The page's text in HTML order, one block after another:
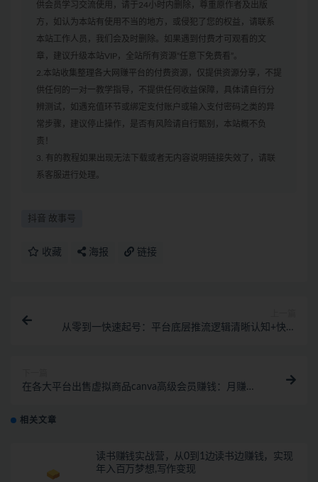
供会员学习交流使用，请于24小时内删除，尊重原作者及出版
方，如认为本站有使用不当的地方，或侵犯了您的权益，请联系
本站工作人员，我们会及时删除。如果遇到付费才可观看的文
章，建议升级本站VIP，全站所有资源“任意下免费看”。
2.本站收集整理各大网赚平台的付费资源，仅提供资源分享，不提
供任何的一对一教学指导，不提供任何收益保障，具体请自行分
辨测试，如遇充值环节或绑定支付账户或输入支付密码之类的异
常步骤，建议停止操作，是否有风险请自行甄别，本站概不负
责！
3. 有的教程如果出现无法下载或者无内容说明链接失效了，请联
系客服进行处理。
抖音 故事号
收藏 海报 链接
从零到一快速起号：平台底层推流逻辑清晰认知+快速
在各大平台出售虚拟商品canva高级会员赚钱：月赚
相关文章
读书赚钱实战营，从0到1边读书边赚钱，实现
年入百万梦想,写作变现